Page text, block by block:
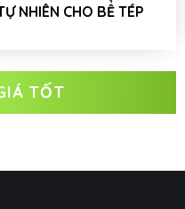
NHIÊN CHO BỂ TÉP
TỐT